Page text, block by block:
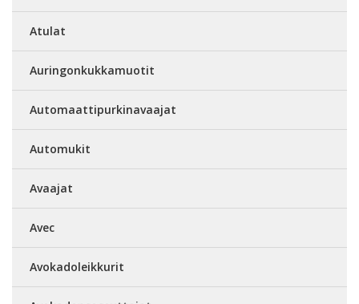
Atulat
Auringonkukkamuotit
Automaattipurkinavaajat
Automukit
Avaajat
Avec
Avokadoleikkurit